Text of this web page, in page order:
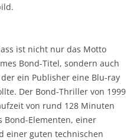
ist nicht nur das Motto
Bond-Titel, sondern auch
ein Publisher eine Blu-ray
Der Bond-Thriller von 1999
von rund 128 Minuten
Elementen, einer
einer guten technischen